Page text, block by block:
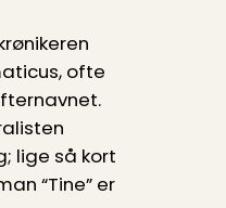
ofte
lige så kort
“Tine” er